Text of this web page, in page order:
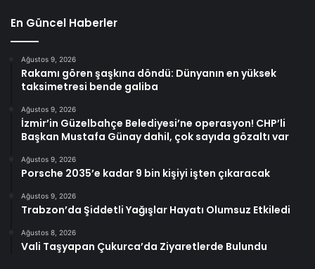
En Güncel Haberler
Ağustos 9, 2026
Rakamı gören şaşkına döndü: Dünyanın en yüksek
taksimetresi bende galiba
Ağustos 9, 2026
İzmir’in Güzelbahçe Belediyesi’ne operasyon! CHP’li
Başkan Mustafa Günay dahil, çok sayıda gözaltı var
Ağustos 9, 2026
Porsche 2035’e kadar 9 bin kişiyi işten çıkaracak
Ağustos 9, 2026
Trabzon’da Şiddetli Yağışlar Hayatı Olumsuz Etkiledi
Ağustos 8, 2026
Vali Taşyapan Çukurca’da Ziyaretlerde Bulundu